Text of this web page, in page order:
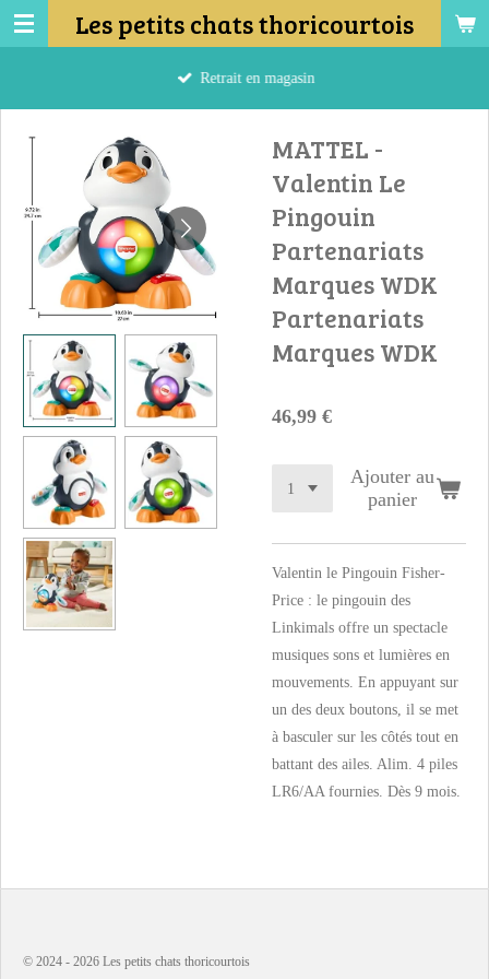
Passer
au
Les petits chats thoricourtois
Retrait en magasin
MATTEL -
Valentin Le
Pingouin
Partenariats
Marques WDK
Partenariats
Marques WDK
46,99 €
Ajouter au
panier
Valentin le Pingouin Fisher-
Price : le pingouin des
Linkimals offre un spectacle
musiques sons et lumières en
mouvements. En appuyant sur
un des deux boutons, il se met
à basculer sur les côtés tout en
battant des ailes. Alim. 4 piles
LR6/AA fournies. Dès 9 mois.
© 2024 - 2026 Les petits chats thoricourtois